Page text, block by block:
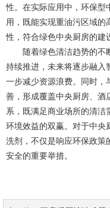
性。在实际应用中，环保型
用，既能实现重油污区域的
性，符合绿色中央厨房的建
随着绿色清洁趋势的不
持续推进，未来将逐步融入
一步减少资源浪费。同时，
善，形成覆盖中央厨房、酒
系，既满足商业场所的清洁
环境效益的双赢。对于中央
洗剂，不仅是响应环保政策
安全的重要举措。